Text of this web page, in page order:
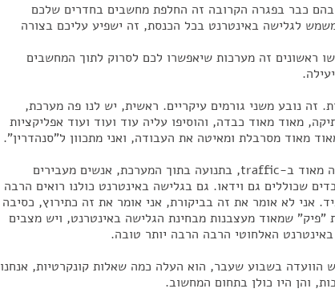
כבר בפגרה הקרובה זה החלפת מחשבים בחדרים שלכם
לגלישה באינטרנט בכל הכנסת, זה ישפיע עליכם בצורה
ראשונים זה מערכות שיאפשרו לכם לסרוק לתוך המחשבים
זה נובע משני גורמים עיקריים. ראשית, יש לנו פה מערכת,
מאוד מאוד כבדה, והוסיפו עליה עוד ועוד ועוד אפליקציות
מאוד מסרבלת ומאיטה את העבודה, ואני מתכוון ל"סנהדרין".
הגורם השני, יש הרבה מאוד ב-traffic, בתנועה בתוך המערכת, אנשים מעבירים
שכוללים גם וידאו. גם בגלישה באינטרנט כולנו רואים הרבה
אני לא אומר את זה בביקורת, אני אומר את זה כתירוץ, כסיבה
"פיק" שמאוד מעצבנות מבחינת הגלישה באינטרנט, ויש מצבים
האלחוטי הרבה הרבה יותר טובה.
הוועדה בשבוע שעבר, הוא העלה כמה שאלות קונקרטיות, אנחנו
והן היו כולן בתחום המחשוב.